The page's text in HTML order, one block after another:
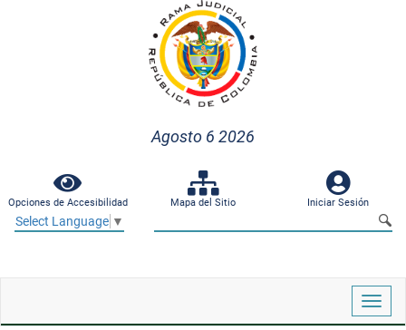
Agosto 6 2026
Opciones de Accesibilidad Mapa del Sitio Iniciar Sesión
Select Language ▼